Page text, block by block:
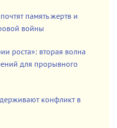
память жертв и
войны
роста»: вторая волна
для прорывного
конфликт в